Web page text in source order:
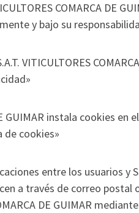
COMARCA DE
y bajo su
VITICULTORES
GUIMAR instala cookies
de cookies»
entre los usuarios y
a través de correo
DE GUIMAR